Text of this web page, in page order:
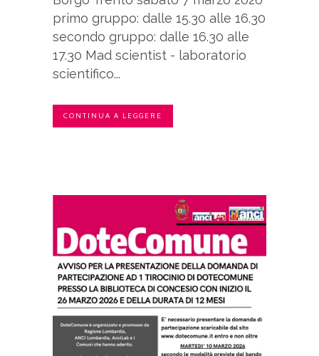
primo gruppo: dalle 15.30 alle 16.30
secondo gruppo: dalle 16.30 alle
17.30 Mad scientist - laboratorio
scientifico...
CONTINUA A LEGGERE